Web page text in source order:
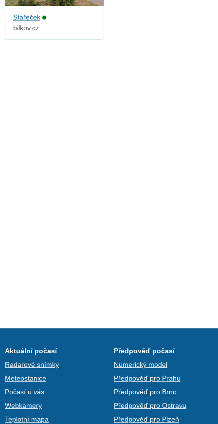
Stařeček
bilkov.cz
Aktuální počasí
Radarové snímky
Meteostanice
Počasí u vás
Webkamery
Teplotní mapa
Předpověď počasí
Numerický model
Předpověď pro Prahu
Předpověď pro Brno
Předpověď pro Ostravu
Předpověď pro Plzeň